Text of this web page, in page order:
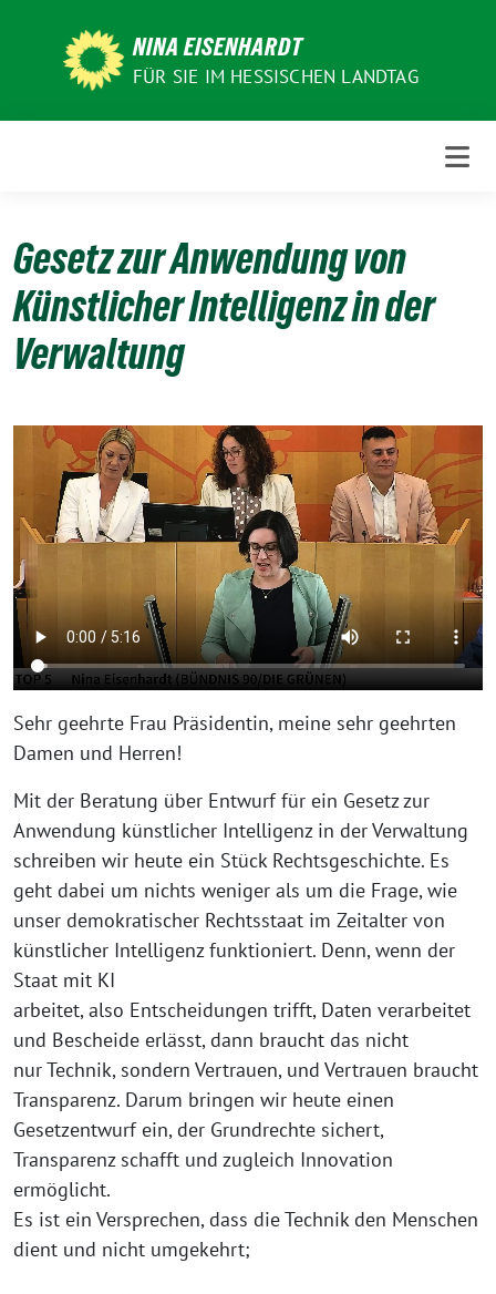
NINA EISENHARDT
FÜR SIE IM HESSISCHEN LANDTAG
Gesetz zur Anwendung von
Künstlicher Intelligenz in der
Verwaltung
Sehr geehrte Frau Präsidentin, meine sehr geehrten
Damen und Herren!
Mit der Beratung über Entwurf für ein Gesetz zur
Anwendung künstlicher Intelligenz in der Verwaltung
schreiben wir heute ein Stück Rechtsgeschichte. Es
geht dabei um nichts weniger als um die Frage, wie
unser demokratischer Rechtsstaat im Zeitalter von
künstlicher Intelligenz funktioniert. Denn, wenn der
Staat mit KI
arbeitet, also Entscheidungen trifft, Daten verarbeitet
und Bescheide erlässt, dann braucht das nicht
nur Technik, sondern Vertrauen, und Vertrauen braucht
Transparenz. Darum bringen wir heute einen
Gesetzentwurf ein, der Grundrechte sichert,
Transparenz schafft und zugleich Innovation
ermöglicht.
Es ist ein Versprechen, dass die Technik den Menschen
dient und nicht umgekehrt;